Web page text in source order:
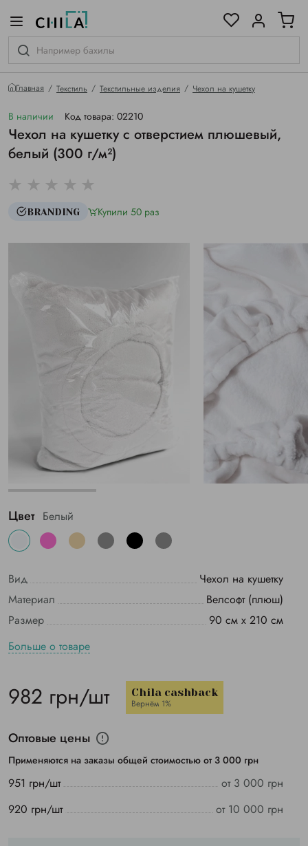
Главная Текстиль Текстильные изделия Чехол на кушетку
В наличии Код товара: 02210
Чехол на кушетку с отверстием плюшевый,
белый (300 г/м²)
BRANDING Купили 50 раз
Цвет Белый
Вид
Чехол на кушетку
Материал
Велсофт (плюш)
Размер
90 см х 210 см
Больше о товаре
982 грн/шт Chila cashback
Вернём 1%
Оптовые цены
Применяются на заказы общей стоимостью от 3 000 грн
951 грн/шт
от 3 000 грн
920 грн/шт
от 10 000 грн
гамме